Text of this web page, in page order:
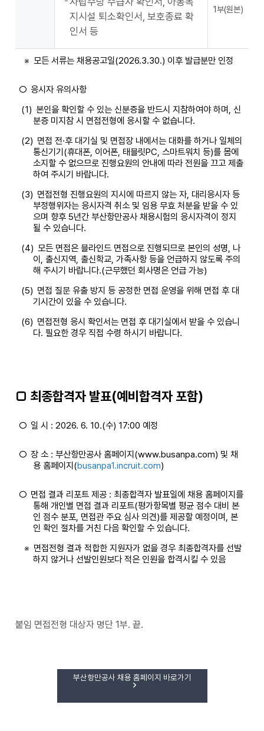
지시설 퇴소확인서, 보호종료 확
인서 등
1부(원본)
※ 모든 서류는 채용공고일(2026.3.30.) 이후 발급분만 인정
○ 응시자 유의사항
(1) 본인을 확인할 수 있는 신분증을 반드시 지참하여야 하며, 신
분증 미지참 시 면접전형에 응시할 수 없습니다.
(2) 면접 전·후 대기실 및 면접장 내에서는 대화를 하거나 일체의
통신기기(휴대폰, 이어폰, 태블릿PC, 스마트워치 등)를 몸에
소지할 수 없으므로 진행요원의 안내에 따라 전원을 끄고 제출
하여 주시기 바랍니다.
(3) 면접전형 진행요원의 지시에 따르지 않는 자, 대리응시자 등
부정행위자는 응시자격 취소 및 임용 무효 처분을 받을 수 있
으며 향후 5년간 부산항만공사 채용시험의 응시자격이 정지
될 수 있습니다.
(4) 모든 면접은 블라인드 면접으로 진행되므로 본인의 성명, 나
이, 출신지역, 출신학교, 가족사항 등을 언급하지 않도록 주의
해 주시기 바랍니다.(근무했던 회사명은 언급 가능)
(5) 면접 질문 유출 방지 등 공정한 면접 운영을 위해 면접 후 대
기시간이 있을 수 있습니다.
(6) 면접전형 응시 확인서는 면접 후 대기실에서 받을 수 있습니
다. 필요한 경우 직접 수령 하시기 바랍니다.
□ 최종합격자 발표(예비합격자 포함)
○ 일 시 : 2026. 6. 10.(수) 17:00 예정
○ 장 소 : 부산항만공사 홈페이지(www.busanpa.com) 및 채
용 홈페이지(busanpa1.incruit.com)
○ 면접 결과 리포트 제공 : 최종합격자 발표일에 채용 홈페이지를
통해 개인별 면접 결과 리포트(평가항목별 평균 점수 대비 본
인 점수 분포, 면접관 주요 심사 의견)를 제공할 예정이며, 본
인 확인 절차를 거친 다음 확인할 수 있습니다.
※ 면접전형 결과 적합한 지원자가 없을 경우 최종합격자를 선발
하지 않거나 선발인원보다 적은 인원을 합격시킬 수 있음
붙임 면접전형 대상자 명단 1부. 끝.
부산항만공사 채용 홈페이지 바로가기